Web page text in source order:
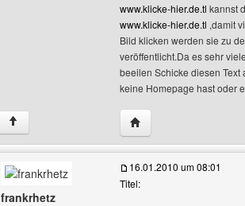
www.klicke-hier.de.tl kannst
www.klicke-hier.de.tl ,damit
Bild klicken werden sie zu
veröffentlicht.Da es sehr
beeilen Schicke diesen
keine Homepage hast oder
↑ Website dieses
frankrhetz
16.01.2010 um 08:01
Titel: